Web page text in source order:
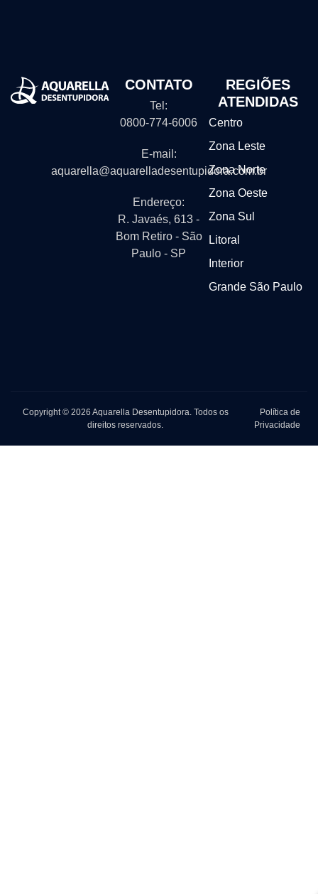
CONTATO
Tel:
0800-774-6006
E-mail:
aquarella@aquarelladesentupidora.com.br
Endereço:
R. Javaés, 613 -
Bom Retiro - São
Paulo - SP
REGIÕES
ATENDIDAS
Centro
Zona Leste
Zona Norte
Zona Oeste
Zona Sul
Litoral
Interior
Grande São Paulo
Copyright © 2026 Aquarella Desentupidora. Todos os
direitos reservados.
Política de
Privacidade